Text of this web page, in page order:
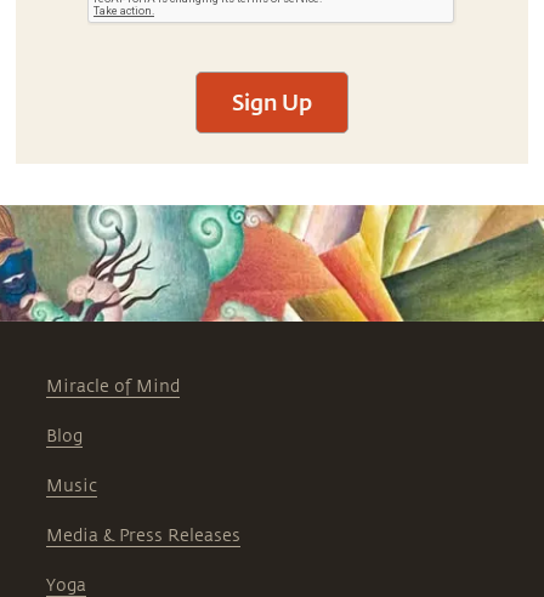
Sign Up
Miracle of Mind
Blog
Music
Media & Press Releases
Yoga